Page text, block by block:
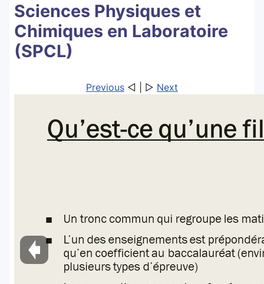
Sciences Physiques et
Chimiques en Laboratoire
(SPCL)
Previous ◁ | ▷ Next